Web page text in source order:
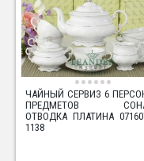
ЧАЙНЫЙ СЕРВИЗ 6
ПРЕДМЕТОВ
ОТВОДКА ПЛАТИНА
1138